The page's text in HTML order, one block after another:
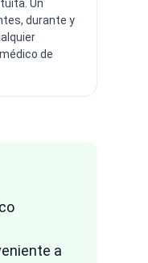
Un
durante y
de
a